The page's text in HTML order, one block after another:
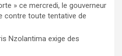
» ce mercredi, le gouverneur
contre toute tentative de
Nzolantima exige des